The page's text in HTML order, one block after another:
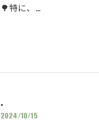
🌳特に、…
.
2024/10/15